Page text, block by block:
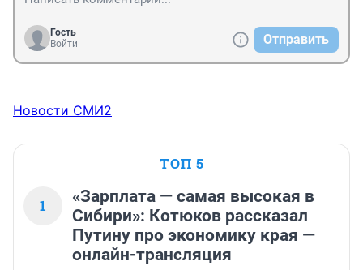
Гость
Войти
Отправить
Новости СМИ2
ТОП 5
1
«Зарплата — самая высокая в
Сибири»: Котюков рассказал
Путину про экономику края —
онлайн-трансляция